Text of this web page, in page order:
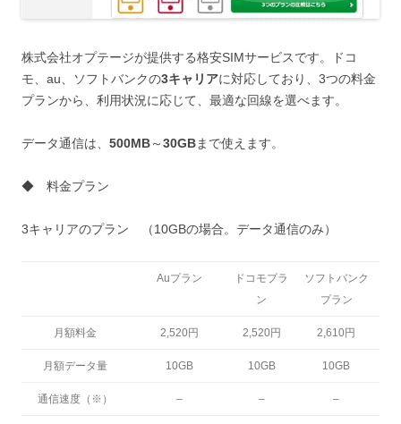
株式会社オプテージが提供する格安SIMサービスです。ドコ
モ、au、ソフトバンクの3キャリアに対応しており、3つの料金
プランから、利用状況に応じて、最適な回線を選べます。
データ通信は、 500MB～30GBまで使えます。
◆ 料金プラン
3キャリアのプラン （10GBの場合。データ通信のみ）
Auプラン
ドコモプラ
ン
ソフトバンク
プラン
月額料金 2,520円 2,520円 2,610円
月額データ量 10GB 10GB 10GB
通信速度（※） – – –